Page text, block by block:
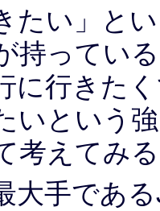
たい」と
持ってい
に行きた
いという
考えてみ
大手であ